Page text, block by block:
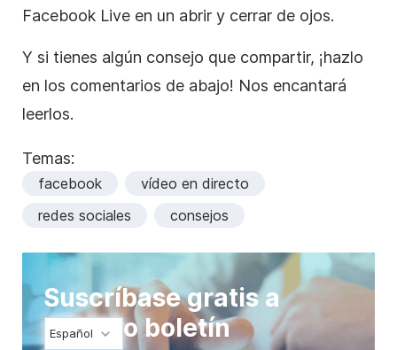
Facebook Live en un abrir y cerrar de ojos.
Y si tienes algún consejo que compartir, ¡hazlo
en los comentarios de abajo! Nos encantará
leerlos.
Temas:
facebook
vídeo en directo
redes sociales
consejos
Suscríbase gratis a
nuestro boletín
Español